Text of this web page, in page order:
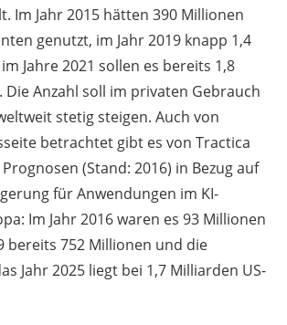
Im Jahr 2015 hätten 390 Millionen
genutzt, im Jahr 2019 knapp 1,4
Jahre 2021 sollen es bereits 1,8
Die Anzahl soll im privaten Gebrauch
stetig steigen. Auch von
betrachtet gibt es von Tractica
(Stand: 2016) in Bezug auf
für Anwendungen im KI-
Im Jahr 2016 waren es 93 Millionen
bereits 752 Millionen und die
Jahr 2025 liegt bei 1,7 Milliarden US-